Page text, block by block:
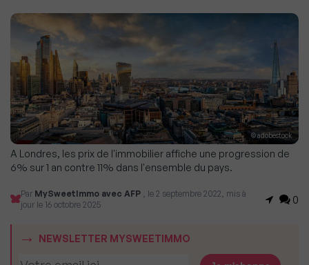
© adobestock
A Londres, les prix de l'immobilier affiche une progression de
6% sur 1 an contre 11% dans l'ensemble du pays.
Par MySweetImmo avec AFP , le 2 septembre 2022, mis à
jour le 16 octobre 2025
0
NEWSLETTER MYSWEETIMMO